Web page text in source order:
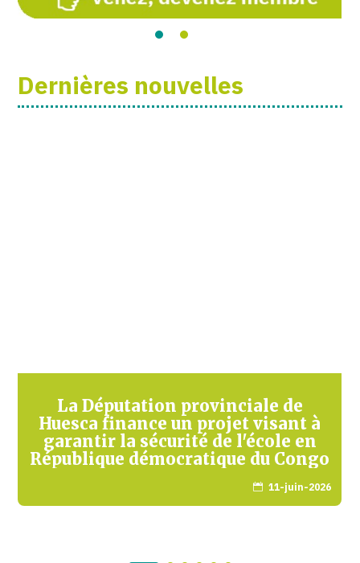
Dernières nouvelles
La Députation provinciale de
Huesca finance un projet visant à
garantir la sécurité de l'école en
République démocratique du Congo
 11-juin-2026